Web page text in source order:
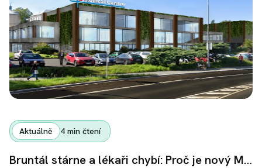
Aktuálně 4 min čtení
Bruntál stárne a lékaři chybí: Proč je nový Medical & Senior Park nutností, ne luxusem